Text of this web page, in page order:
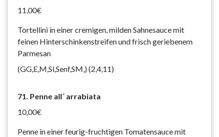
11,00€
Tortellini in einer cremigen, milden Sahnesauce mit
feinen Hinterschinkenstreifen und frisch geriebenem
Parmesan
(GG,E,M,Sl,Senf,SM,) (2,4,11)
71. Penne all´ arrabiata
10,00€
Penne in einer feurig-fruchtigen Tomatensauce mit